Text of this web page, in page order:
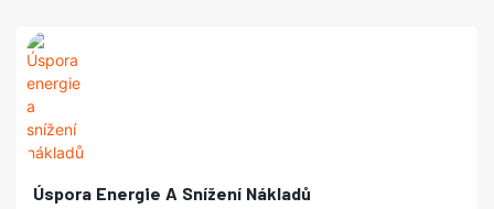
Úspora Energie A Snížení Nákladů